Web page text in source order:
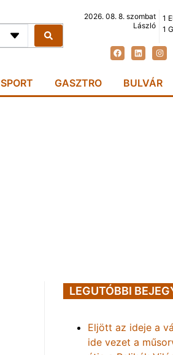
2026. 08. 8. szombat
László
1
1
SPORT GASZTRO BULVÁR
LEGUTÓBBI
Eljött az ideje a
ide vezet a